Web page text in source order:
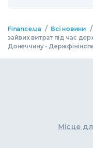
Finance.ua / Всі новини /
зайвих витрат під час
Донеччину -
Місце